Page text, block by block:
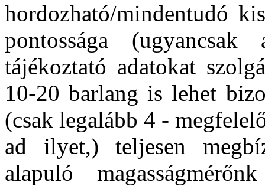
hordozható/mindentudó
pontossága
tájékoztató adatokat
10-20 barlang is lehet
(csak legalább 4 -
ad ilyet,) teljesen
alapuló